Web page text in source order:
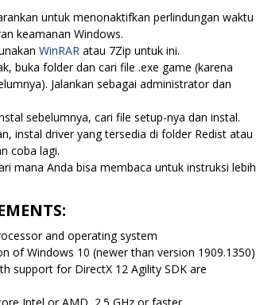
untuk menonaktifkan perlindungan waktu
keamanan Windows.
WinRAR atau 7Zip untuk ini.
buka folder dan cari file .exe game (karena
Jalankan sebagai administrator dan
sebelumnya, cari file setup-nya dan instal.
instal driver yang tersedia di folder Redist atau
coba lagi.
mana Anda bisa membaca untuk instruksi lebih
and operating system
of Windows 10 (newer than version 1909.1350)
support for DirectX 12 Agility SDK are
Intel or AMD, 2.5 GHz or faster